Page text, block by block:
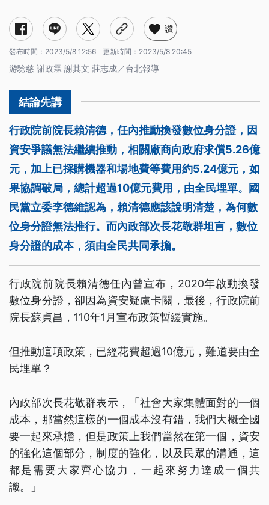
讚
發布時間： 2023/5/8 12:56 更新時間： 2023/5/8 20:45
游騐慈 謝政霖 謝其文 莊志成／台北報導
行政院前院長賴清德，任內推動換發數位身分證，因
資安爭議無法繼續推動，相關廠商向政府求償5.26億
元，加上已採購機器和場地費等費用約5.24億元，如
果協調破局，總計超過10億元費用，由全民埋單。國
民黨立委李德維認為，賴清德應該說明清楚，為何數
位身分證無法推行。而內政部次長花敬群坦言，數位
身分證的成本，須由全民共同承擔。
行政院前院長賴清德任內曾宣布，2020年啟動換發
數位身分證，卻因為資安疑慮卡關，最後，行政院前
院長蘇貞昌，110年1月宣布政策暫緩實施。
但推動這項政策，已經花費超過10億元，難道要由全
民埋單？
內政部次長花敬群表示，「社會大家集體面對的一個
成本，那當然這樣的一個成本沒有錯，我們大概全國
要一起來承擔，但是政策上我們當然在第一個，資安
的強化這個部分，制度的強化，以及民眾的溝通，這
都是需要大家齊心協力，一起來努力達成一個共
識。」